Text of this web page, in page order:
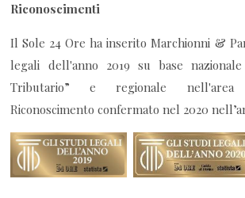
Riconoscimenti
Il Sole 24 Ore ha inserito Marchionni &
legali dell'anno 2019 su base
Tributario” e regionale nell'area
Riconoscimento confermato nel 2020